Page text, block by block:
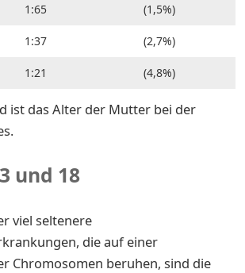
1:65 (1,5%)
1:37 (2,7%)
1:21 (4,8%)
ist das Alter der Mutter bei der
und 18
viel seltenere
die auf einer
Chromosomen beruhen, sind die